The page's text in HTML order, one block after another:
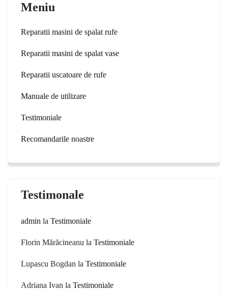
Meniu
Reparatii masini de spalat rufe
Reparatii masini de spalat vase
Reparatii uscatoare de rufe
Manuale de utilizare
Testimoniale
Recomandarile noastre
Testimonale
admin la Testimoniale
Florin Mărăcineanu la Testimoniale
Lupascu Bogdan la Testimoniale
Adriana Ivan la Testimoniale